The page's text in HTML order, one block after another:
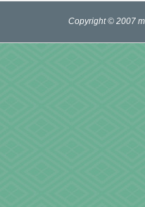
Copyright © 2007